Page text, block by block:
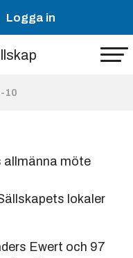
Logga in
10
allmänna möte
lokaler
Ewert och 97